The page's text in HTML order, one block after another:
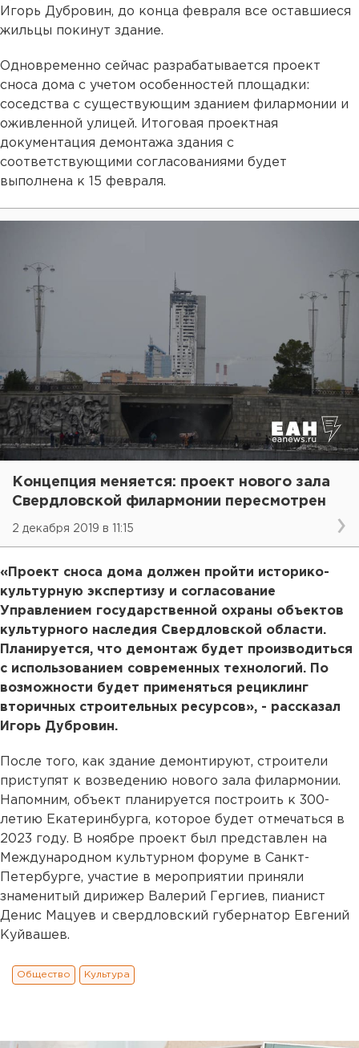
Игорь Дубровин, до конца февраля все оставшиеся
жильцы покинут здание.
Одновременно сейчас разрабатывается проект
сноса дома с учетом особенностей площадки:
соседства с существующим зданием филармонии и
оживленной улицей. Итоговая проектная
документация демонтажа здания с
соответствующими согласованиями будет
выполнена к 15 февраля.
Концепция меняется: проект нового зала
Свердловской филармонии пересмотрен
2 декабря 2019 в 11:15
«Проект сноса дома должен пройти историко-
культурную экспертизу и согласование
Управлением государственной охраны объектов
культурного наследия Свердловской области.
Планируется, что демонтаж будет производиться
с использованием современных технологий. По
возможности будет применяться рециклинг
вторичных строительных ресурсов», - рассказал
Игорь Дубровин.
После того, как здание демонтируют, строители
приступят к возведению нового зала филармонии.
Напомним, объект планируется построить к 300-
летию Екатеринбурга, которое будет отмечаться в
2023 году. В ноябре проект был представлен на
Международном культурном форуме в Санкт-
Петербурге, участие в мероприятии приняли
знаменитый дирижер Валерий Гергиев, пианист
Денис Мацуев и свердловский губернатор Евгений
Куйвашев.
Общество Культура